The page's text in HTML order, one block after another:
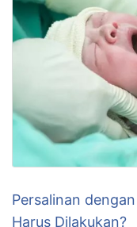
Persalinan
Harus Dilakukan?